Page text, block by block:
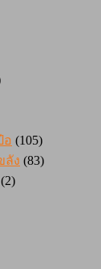
อ (105)
ลัง (83)
(2)